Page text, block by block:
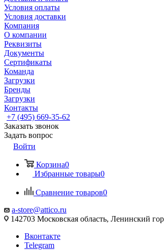
Условия оплаты
Условия доставки
Компания
О компании
Реквизиты
Документы
Сертификаты
Команда
Загрузки
Бренды
Загрузки
Контакты
+7 (495) 669-35-62
Заказать звонок
Задать вопрос
Войти
Корзина0
Избранные товары0
Сравнение товаров0
a-store@attico.ru
142703 Московская область, Ленинский
Вконтакте
Telegram